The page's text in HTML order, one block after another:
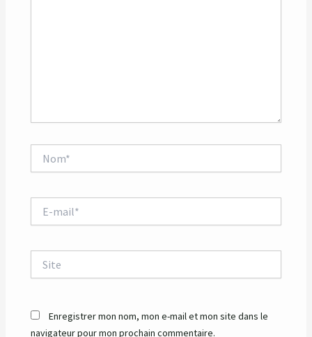
mail*
Enregistrer mon nom, mon e-mail et mon site dans le
navigateur pour mon prochain commentaire.